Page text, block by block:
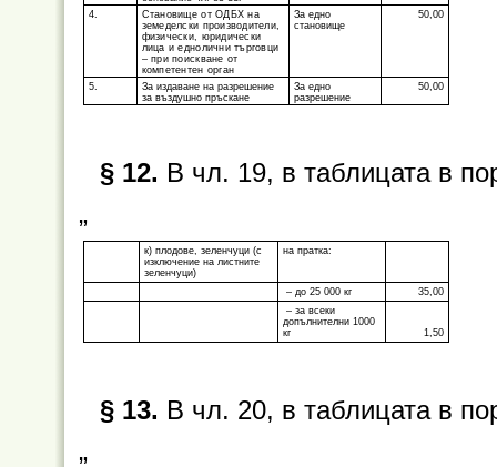
4.
Становище от ОДБХ на
земеделски производители,
физически, юридически
лица и еднолични търговци
– при поискване от
компетентен орган
За едно
становище
50,00
5.
За издаване на разрешение
за въздушно пръскане
За едно
разрешение
50,00
§ 12. В чл. 19, в таблицата в
„
к) плодове, зеленчуци (с
изключение на листните
зеленчуци)
на пратка:
– до 25 000 кг
35,00
– за всеки
допълнителни 1000
кг
1,50
§ 13. В чл. 20, в таблицата в
„